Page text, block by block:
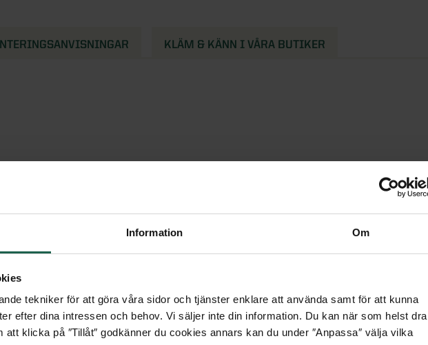
Information Om
tekniker för att göra våra sidor och tjänster enklare att använda samt för att kunna
efter dina intressen och behov. Vi säljer inte din information. Du kan när som helst dra
klicka på ″Tillåt″ godkänner du cookies annars kan du under ″Anpassa″ välja vilka
KLÄM & KÄNN I VÅRA BUTIKER
mm över färdigt golv
går även att
ska vara enkla
som ingår i paketet, och
hjulen går
raka. Supersmidigt!
ljus mot dörrarna som
och du styr belysningen